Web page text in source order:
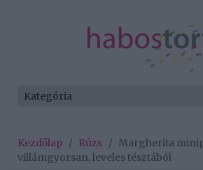
Kezdőlap / Rúzs / Margherita
villámgyorsan, leveles tésztából